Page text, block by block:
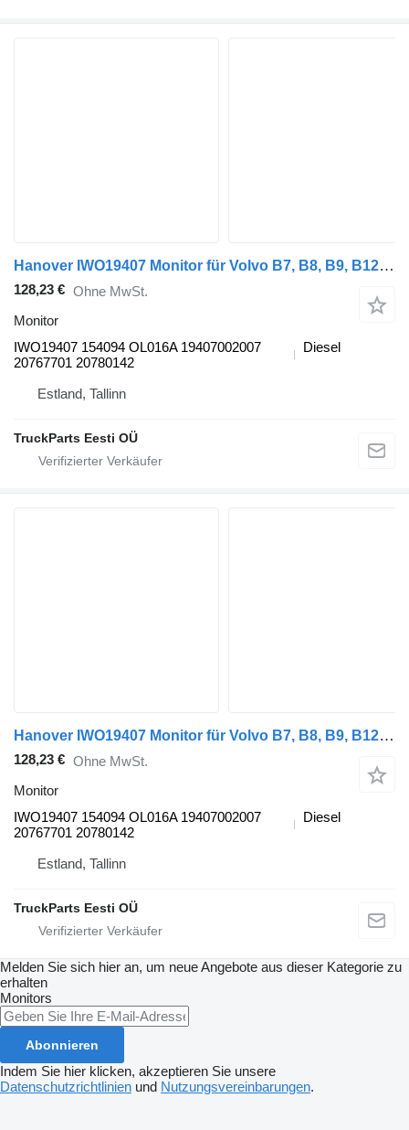
Hanover IWO19407 Monitor für Volvo B7, B8, B9, B12 bus (2005-)
128,23 € Ohne MwSt.
Monitor
IWO19407 154094 OL016A 19407002007
20767701 20780142
Diesel
Estland, Tallinn
TruckParts Eesti OÜ
Hanover IWO19407 Monitor für Volvo B7, B8, B9, B12 (2005-) Bus
128,23 € Ohne MwSt.
Monitor
IWO19407 154094 OL016A 19407002007
20767701 20780142
Diesel
Estland, Tallinn
TruckParts Eesti OÜ
Melden Sie sich hier an, um neue Angebote aus dieser Kategorie zu
erhalten
Monitors
Abonnieren
Indem Sie hier klicken, akzeptieren Sie unsere
Datenschutzrichtlinien und Nutzungsvereinbarungen.